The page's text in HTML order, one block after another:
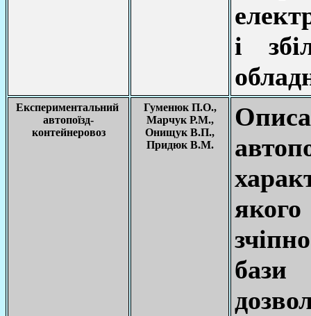
і
Експериментальний
автопоїзд-
контейнеровоз
Гуменюк П.О.,
Марчук Р.М.,
Онищук В.П.,
Придюк В.М.
бази